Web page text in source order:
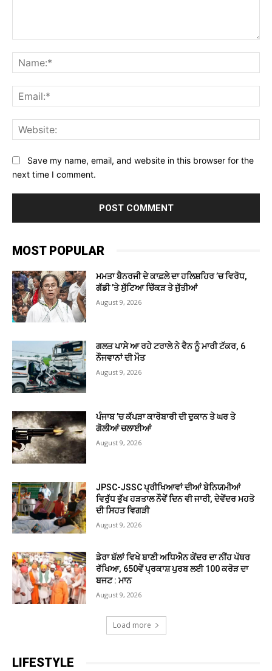
Save my name, email, and website in this browser for the
next time I comment.
MOST POPULAR
ਮਮਤਾ ਬੈਨਰਜੀ ਦੇ ਕਾਫ਼ਲੇ ਦਾ ਹਲਿਸ਼ਹਿਰ ’ਚ ਵਿਰੋਧ,
ਗੱਡੀ ’ਤੇ ਸੁੱਟਿਆ ਚਿੱਕੜ ਤੇ ਜੁੱਤੀਆਂ
August 9, 2026
ਗਲਤ ਪਾਸੇ ਆ ਰਹੇ ਟਰਾਲੇ ਨੇ ਵੈਨ ਨੂੰ ਮਾਰੀ ਟੱਕਰ, 6
ਨੌਜਵਾਨਾਂ ਦੀ ਮੌਤ
August 9, 2026
ਪੰਜਾਬ ’ਚ ਕੱਪੜਾ ਕਾਰੋਬਾਰੀ ਦੀ ਦੁਕਾਨ ਤੇ ਘਰ ਤੇ
ਗੋਲੀਆਂ ਚਲਾਈਆਂ
August 9, 2026
JPSC-JSSC ਪ੍ਰੀਖਿਆਵਾਂ ਦੀਆਂ ਬੇਨਿਯਮੀਆਂ
ਵਿਰੁੱਧ ਭੁੱਖ ਹੜਤਾਲ ਨੌਵੇਂ ਦਿਨ ਵੀ ਜਾਰੀ, ਦੇਵੇਂਦਰ ਮਹਤੋ
ਦੀ ਸਿਹਤ ਵਿਗੜੀ
August 9, 2026
ਡੇਰਾ ਬੱਲਾਂ ਵਿਖੇ ਬਾਣੀ ਅਧਿਐਨ ਕੇਂਦਰ ਦਾ ਨੀਂਹ ਪੱਥਰ
ਰੱਖਿਆ, 650ਵੇਂ ਪ੍ਰਕਾਸ਼ ਪੁਰਬ ਲਈ 100 ਕਰੋੜ ਦਾ
ਬਜਟ : ਮਾਨ
August 9, 2026
Load more
LIFESTYLE